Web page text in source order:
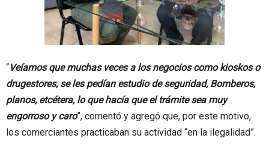
“Veíamos que muchas veces a los negocios como kioskos o
drugestores, se les pedían estudio de seguridad, Bomberos,
planos, etcétera, lo que hacía que el trámite sea muy
engorroso y caro”, comentó y agregó que, por este motivo,
los comerciantes practicaban su actividad “en la ilegalidad”.